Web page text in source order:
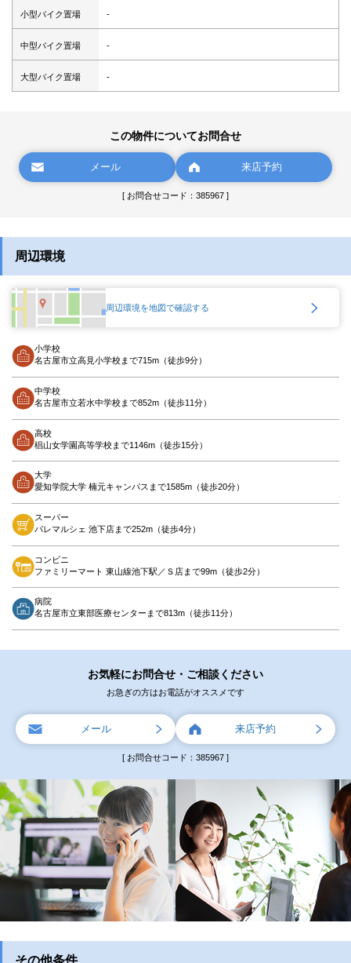
小型バイク置場 -
中型バイク置場 -
大型バイク置場 -
この物件についてお問合せ
メール 来店予約
[ お問合せコード：385967 ]
周辺環境
周辺環境を地図で確認する
小学校
名古屋市立高見小学校まで715m（徒歩9分）
中学校
名古屋市立若水中学校まで852m（徒歩11分）
高校
椙山女学園高等学校まで1146m（徒歩15分）
大学
愛知学院大学 楠元キャンパスまで1585m（徒歩20分）
スーパー
パレマルシェ 池下店まで252m（徒歩4分）
コンビニ
ファミリーマート 東山線池下駅／Ｓ店まで99m（徒歩2分）
病院
名古屋市立東部医療センターまで813m（徒歩11分）
お気軽にお問合せ・ご相談ください
お急ぎの方はお電話がオススメです
メール 来店予約
[ お問合せコード：385967 ]
その他条件